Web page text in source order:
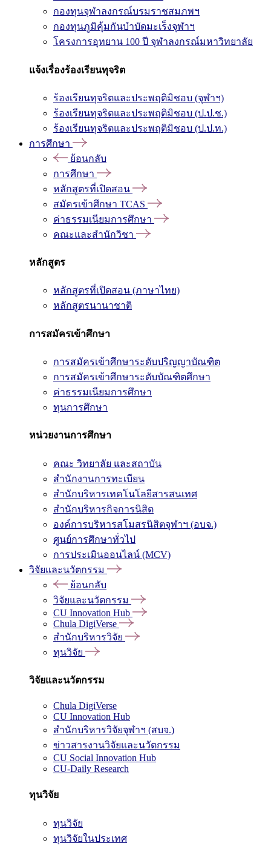
กองทุนจุฬาลงกรณ์บรมราชสมภพฯ
กองทุนภูมิคุ้มกันบำบัดมะเร็งจุฬาฯ
โครงการอุทยาน 100 ปี จุฬาลงกรณ์มหาวิทยาลัย
แจ้งเรื่องร้องเรียนทุจริต
ร้องเรียนทุจริตและประพฤติมิชอบ (จุฬาฯ)
ร้องเรียนทุจริตและประพฤติมิชอบ (ป.ป.ช.)
ร้องเรียนทุจริตและประพฤติมิชอบ (ป.ป.ท.)
การศึกษา
ย้อนกลับ
การศึกษา
หลักสูตรที่เปิดสอน
สมัครเข้าศึกษา TCAS
ค่าธรรมเนียมการศึกษา
คณะและสำนักวิชา
หลักสูตร
หลักสูตรที่เปิดสอน (ภาษาไทย)
หลักสูตรนานาชาติ
การสมัครเข้าศึกษา
การสมัครเข้าศึกษาระดับปริญญาบัณฑิต
การสมัครเข้าศึกษาระดับบัณฑิตศึกษา
ค่าธรรมเนียมการศึกษา
ทุนการศึกษา
หน่วยงานการศึกษา
คณะ วิทยาลัย และสถาบัน
สำนักงานการทะเบียน
สำนักบริหารเทคโนโลยีสารสนเทศ
สำนักบริหารกิจการนิสิต
องค์การบริหารสโมสรนิสิตจุฬาฯ (อบจ.)
ศูนย์การศึกษาทั่วไป
การประเมินออนไลน์ (MCV)
วิจัยและนวัตกรรม
ย้อนกลับ
วิจัยและนวัตกรรม
CU Innovation Hub
Chula DigiVerse
สำนักบริหารวิจัย
ทุนวิจัย
วิจัยและนวัตกรรม
Chula DigiVerse
CU Innovation Hub
สำนักบริหารวิจัยจุฬาฯ (สบจ.)
ข่าวสารงานวิจัยและนวัตกรรม
CU Social Innovation Hub
CU-Daily Research
ทุนวิจัย
ทุนวิจัย
ทุนวิจัยในประเทศ